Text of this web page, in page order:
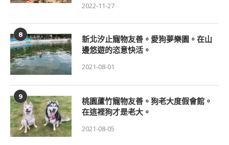
2022-11-27
8
新北汐止寵物友善。愛狗夢樂園。在山
邊悠遊的恣意快活。
2021-08-01
9
桃園蘆竹寵物友善。狗老大度假會館。
在這裡狗才是老大。
2021-08-05